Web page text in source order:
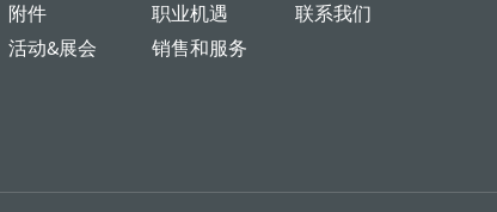
附件
活动&展会
职业机遇
销售和服务
联系我们